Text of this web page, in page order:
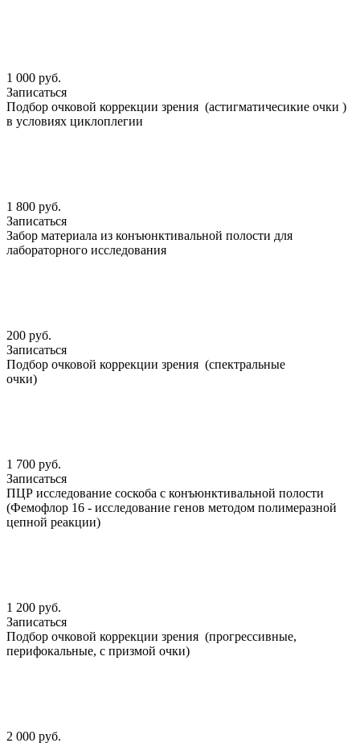
1 000 руб.
Записаться
Подбор очковой коррекции зрения (астигматичесикие очки )
в условиях циклоплегии
1 800 руб.
Записаться
Забор материала из конъюнктивальной полости для
лабораторного исследования
200 руб.
Записаться
Подбор очковой коррекции зрения (спектральные
очки)
1 700 руб.
Записаться
ПЦР исследование соскоба с конъюнктивальной полости
(Фемофлор 16 - исследование генов методом полимеразной
цепной реакции)
1 200 руб.
Записаться
Подбор очковой коррекции зрения (прогрессивные,
перифокальные, с призмой очки)
2 000 руб.